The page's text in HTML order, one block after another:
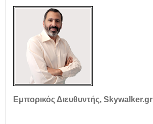
Εμπορικός Διευθυντής, Skywalker.gr